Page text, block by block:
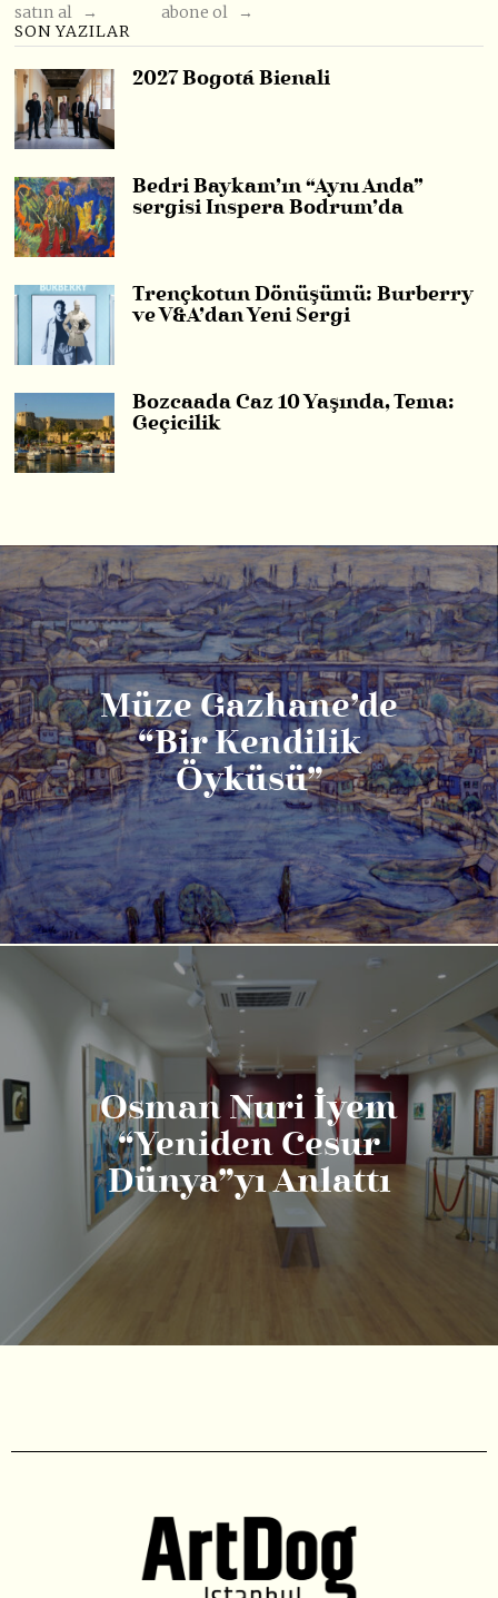
satın al →
abone ol →
SON YAZILAR
2027 Bogotá Bienali
Bedri Baykam’ın “Aynı Anda”
sergisi Inspera Bodrum’da
Trençkotun Dönüşümü: Burberry
ve V&A’dan Yeni Sergi
Bozcaada Caz 10 Yaşında, Tema:
Geçicilik
Müze Gazhane’de
“Bir Kendilik
Öyküsü”
Osman Nuri İyem
“Yeniden Cesur
Dünya”yı Anlattı